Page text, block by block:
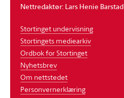
Nettredaktør: Lars Henie Barstad
Stortinget undervisning
Stortingets mediearkiv
Ordbok for Stortinget
Nyhetsbrev
Om nettstedet
Personvernerklæring